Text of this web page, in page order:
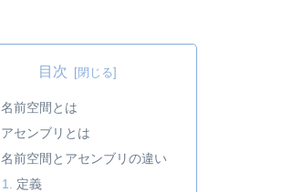
目次
名前空間とは
アセンブリとは
名前空間とアセンブリの違い
定義